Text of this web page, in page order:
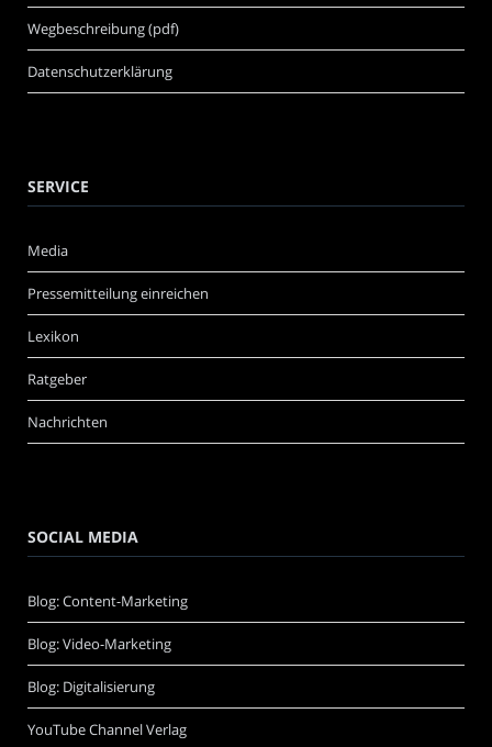
Wegbeschreibung (pdf)
Datenschutzerklärung
SERVICE
Media
Pressemitteilung einreichen
Lexikon
Ratgeber
Nachrichten
SOCIAL MEDIA
Blog: Content-Marketing
Blog: Video-Marketing
Blog: Digitalisierung
YouTube Channel Verlag